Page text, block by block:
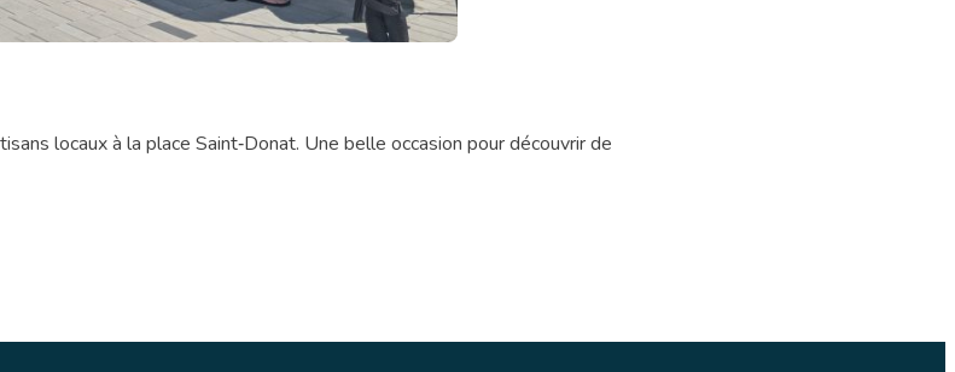
locaux à la place Saint‑Donat. Une belle occasion pour découvrir de